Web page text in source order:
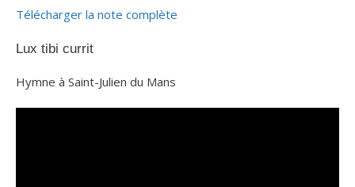
Télécharger la note complète
Lux tibi currit
Hymne à Saint-Julien du Mans